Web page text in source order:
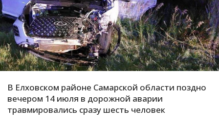
Е
И
К
С
В Елховском районе Самарской области поздно
вечером 14 июля в дорожной аварии
травмировались сразу шесть человек